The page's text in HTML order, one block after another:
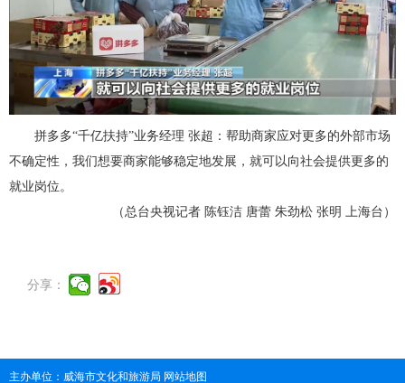
拼多多“千亿扶持”业务经理 张超：帮助商家应对更多的外部市场
不确定性，我们想要商家能够稳定地发展，就可以向社会提供更多的
就业岗位。
（总台央视记者 陈钰洁 唐蕾 朱劲松 张明 上海台）
分享：
主办单位：威海市文化和旅游局 网站地图